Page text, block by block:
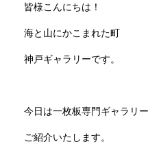
INFORMATION
皆様こんにちは！
海と山にかこまれた町
神戸ギャラリーです。
今日は一枚板専門ギャラリ
ご紹介いたします。